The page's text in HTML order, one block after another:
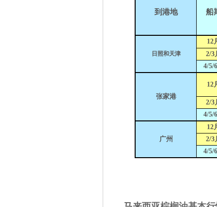
到港地 船
日照和天津
12
2/3
4/5/6
张家港
12
2/3
4/5/6
广州
12
2/3
4/5/6